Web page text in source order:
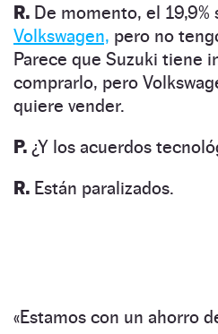
R. De momento, el 19,9%
Volkswagen, pero no
Parece que Suzuki tiene
comprarlo, pero
quiere vender.
P. ¿Y los acuerdos
R. Están paralizados.
«Estamos con un ahorro